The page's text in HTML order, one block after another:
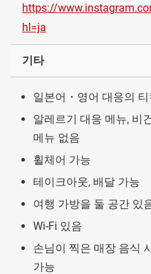
https://
hl=ja
기타
일본어・영어 대응의
알레르기 대응 메뉴, 비
메뉴 없음
휠체어 가능
테이크아웃, 배달 가능
여행 가방을 둘 공간 있
Wi-Fi 있음
손님이 찍은 매장 음식
가능